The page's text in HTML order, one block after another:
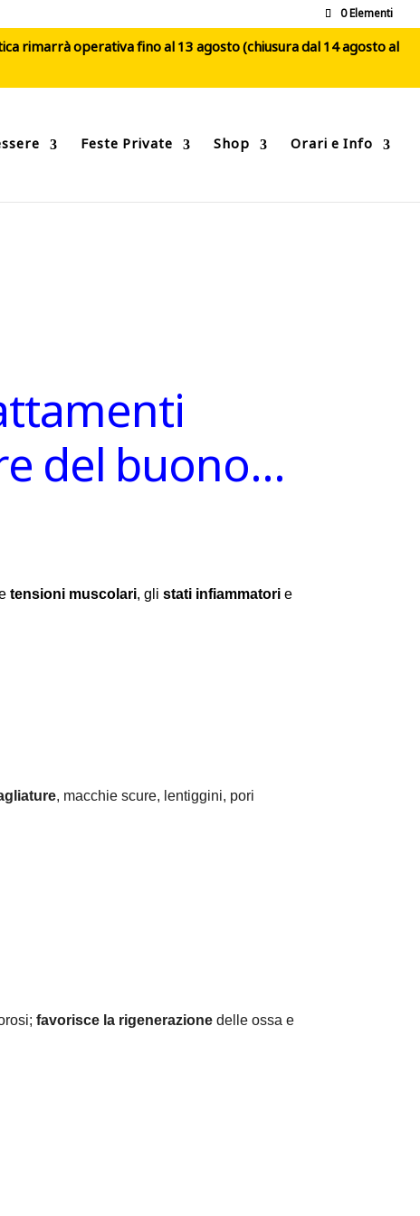
0 Elementi
rimarrà operativa fino al 13 agosto (chiusura dal 14 agosto al
Feste Private Shop Orari e Info
del buono…
tensioni muscolari, glistati infiammatorie
, macchie scure, lentiggini, pori
favorisce la rigenerazione delle ossa e